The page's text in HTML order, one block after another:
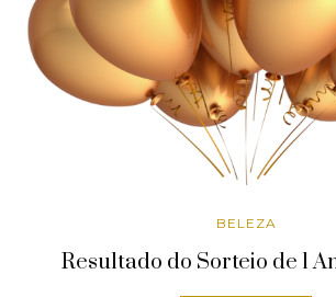
BELEZA
Resultado do Sorteio de 1